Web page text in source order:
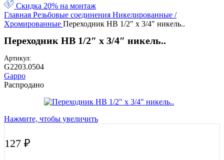
Скидка 20% на монтаж
Главная Резьбовые соединения Никелированные /
Хромированные Переходник НВ 1/2″ x 3/4″ никель..
Переходник НВ 1/2″ x 3/4″ никель..
Артикул:
G2203.0504
Gappo
Распродано
Нажмите, чтобы увеличить
127 ₽